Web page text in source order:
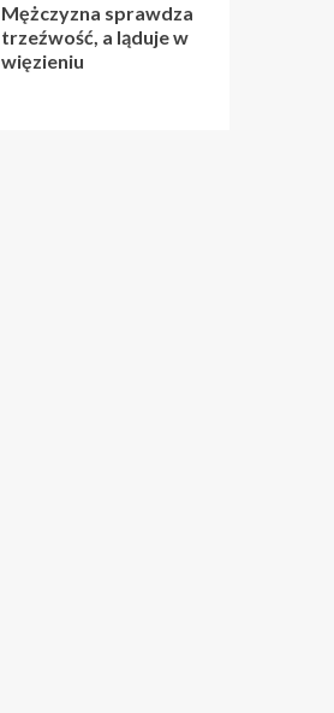
Mężczyzna sprawdza
trzeźwość, a ląduje w
więzieniu